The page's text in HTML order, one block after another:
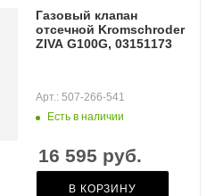
Газовый клапан
отсечной Kromschroder
ZIVA G100G, 03151173
Есть в наличии
Арт.: 507-266-541
16 595 руб.
В КОРЗИНУ